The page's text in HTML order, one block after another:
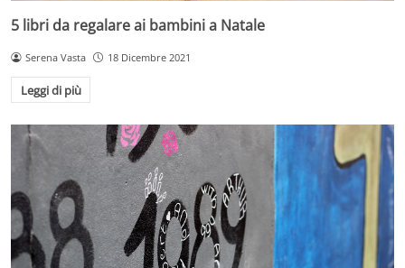
5 libri da regalare ai bambini a Natale
Serena Vasta 18 Dicembre 2021
Leggi di più